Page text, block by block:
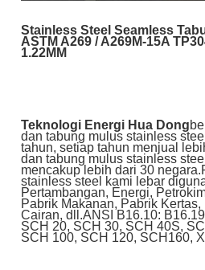
Stainless Steel Seamless
ASTM A269 / A269M-15A
1.22MM
Teknologi Energi Hua Dong
dan tabung mulus stainless
tahun, setiap tahun menjual
dan tabung mulus stainless
mencakup lebih dari 30
stainless steel kami lebar
Pertambangan, Energi,
Pabrik Makanan, Pabrik Kertas,
Cairan, dll.ANSI B16.10:
SCH 20, SCH 30, SCH 40S,
SCH 100, SCH 120, SCH160,